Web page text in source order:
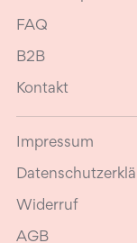
FAQ
B2B
Kontakt
Impressum
Widerruf
AGB